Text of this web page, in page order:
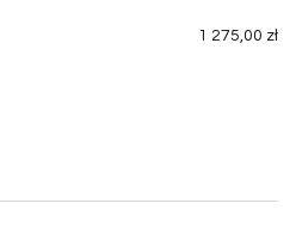
1 275,00 zł